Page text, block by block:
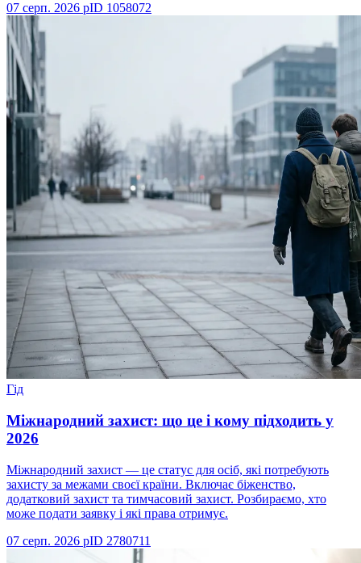
07 серп. 2026 рID 1058072
Гід
Міжнародний захист: що це і кому підходить у
2026
Міжнародний захист — це статус для осіб, які потребують
захисту за межами своєї країни. Включає біженство,
додатковий захист та тимчасовий захист. Розбираємо, хто
може подати заявку і які права отримує.
07 серп. 2026 рID 2780711